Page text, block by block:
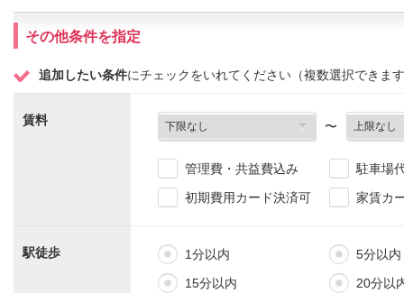
その他条件を指定
追加したい条件にチェックをいれてください（複数選択できま
賃料 〜
管理費・共益費込み
駐車場
初期費用カード決済可
家賃カ
駅徒歩 1分以内
5分以内
15分以内
20分以